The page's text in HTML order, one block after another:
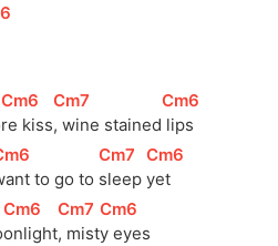
[
Cm6
re kiss
[
Cm7
, wine stained
[
Cm6
lips
to go to
[
Cm7
sleep
[
Cm6
yet
[
Cm6
onlight
[
Cm7 ]
, mist
[
Cm6
y eyes